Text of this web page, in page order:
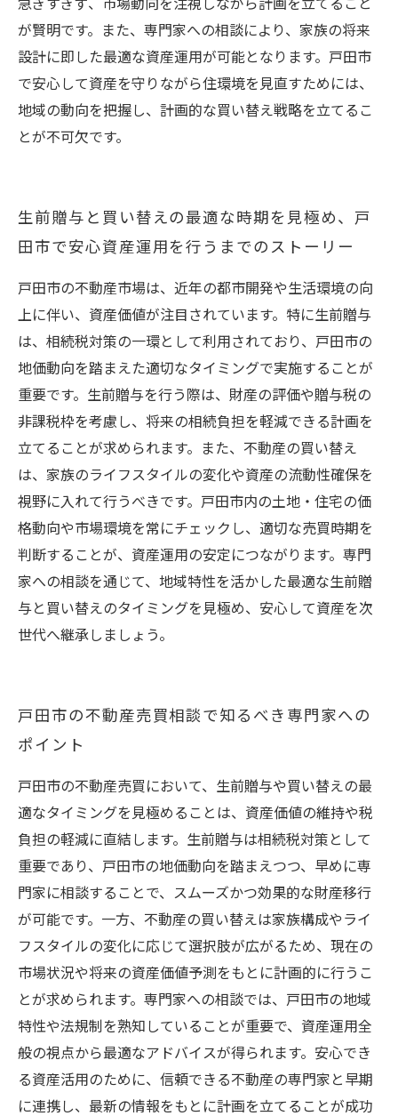
急ぎすぎず、市場動向を注視しながら計画を立てること
が賢明です。また、専門家への相談により、家族の将来
設計に即した最適な資産運用が可能となります。戸田市
で安心して資産を守りながら住環境を見直すためには、
地域の動向を把握し、計画的な買い替え戦略を立てるこ
とが不可欠です。
生前贈与と買い替えの最適な時期を見極め、戸
田市で安心資産運用を行うまでのストーリー
戸田市の不動産市場は、近年の都市開発や生活環境の向
上に伴い、資産価値が注目されています。特に生前贈与
は、相続税対策の一環として利用されており、戸田市の
地価動向を踏まえた適切なタイミングで実施することが
重要です。生前贈与を行う際は、財産の評価や贈与税の
非課税枠を考慮し、将来の相続負担を軽減できる計画を
立てることが求められます。また、不動産の買い替え
は、家族のライフスタイルの変化や資産の流動性確保を
視野に入れて行うべきです。戸田市内の土地・住宅の価
格動向や市場環境を常にチェックし、適切な売買時期を
判断することが、資産運用の安定につながります。専門
家への相談を通じて、地域特性を活かした最適な生前贈
与と買い替えのタイミングを見極め、安心して資産を次
世代へ継承しましょう。
戸田市の不動産売買相談で知るべき専門家への
ポイント
戸田市の不動産売買において、生前贈与や買い替えの最
適なタイミングを見極めることは、資産価値の維持や税
負担の軽減に直結します。生前贈与は相続税対策として
重要であり、戸田市の地価動向を踏まえつつ、早めに専
門家に相談することで、スムーズかつ効果的な財産移行
が可能です。一方、不動産の買い替えは家族構成やライ
フスタイルの変化に応じて選択肢が広がるため、現在の
市場状況や将来の資産価値予測をもとに計画的に行うこ
とが求められます。専門家への相談では、戸田市の地域
特性や法規制を熟知していることが重要で、資産運用全
般の視点から最適なアドバイスが得られます。安心でき
る資産活用のために、信頼できる不動産の専門家と早期
に連携し、最新の情報をもとに計画を立てることが成功